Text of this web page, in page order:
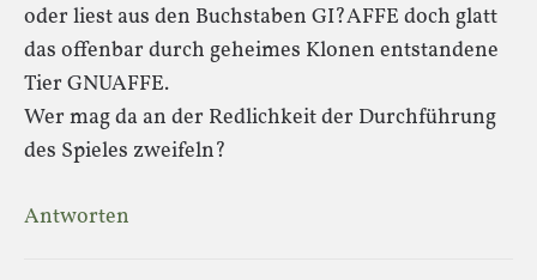
oder liest aus den Buchstaben GI?AFFE doch glatt
das offenbar durch geheimes Klonen entstandene
Tier GNUAFFE.
Wer mag da an der Redlichkeit der Durchführung
des Spieles zweifeln?
Antworten